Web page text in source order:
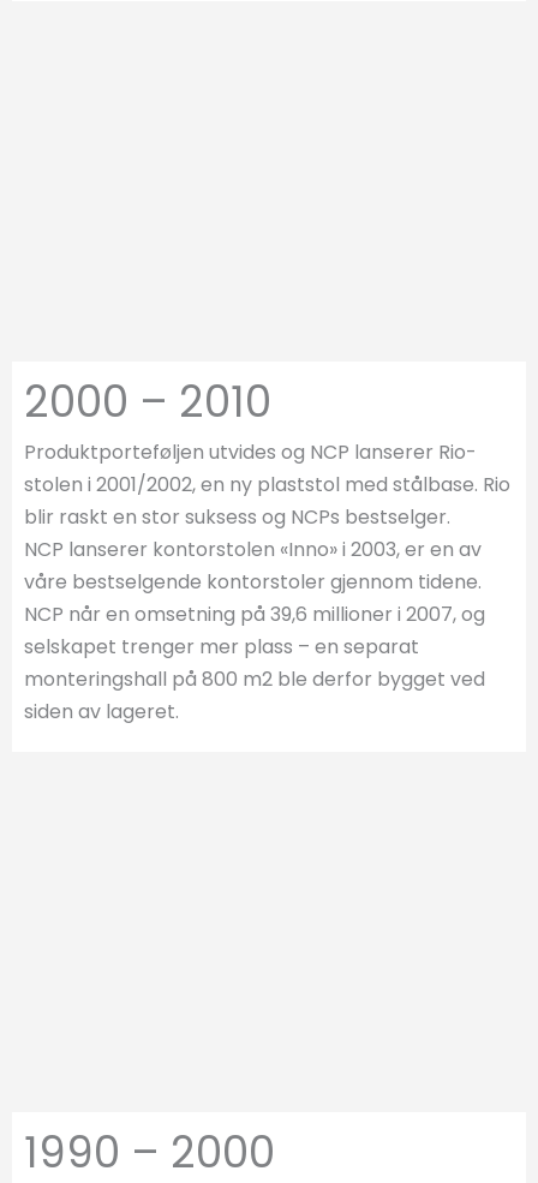
2000 – 2010
Produktporteføljen utvides og NCP lanserer Rio-
stolen i 2001/2002, en ny plaststol med stålbase. Rio
blir raskt en stor suksess og NCPs bestselger.
NCP lanserer kontorstolen «Inno» i 2003, er en av
våre bestselgende kontorstoler gjennom tidene.
NCP når en omsetning på 39,6 millioner i 2007, og
selskapet trenger mer plass – en separat
monteringshall på 800 m2 ble derfor bygget ved
siden av lageret.
1990 – 2000